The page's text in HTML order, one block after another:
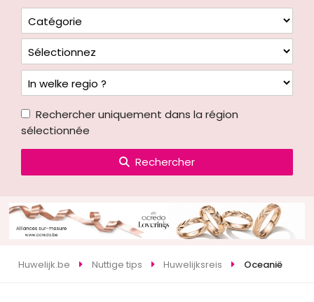
Rechercher uniquement dans la région
sélectionnée
Rechercher
Huwelijk.be Nuttige tips Huwelijksreis Oceanië